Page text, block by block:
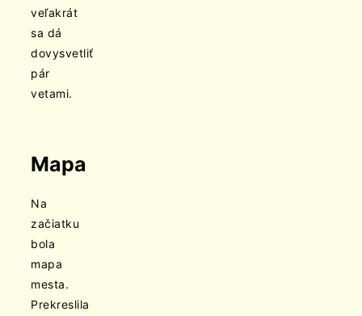
veľakrát
sa dá
dovysvetliť
pár
vetami.
Mapa
Na
začiatku
bola
mapa
mesta.
Prekreslila